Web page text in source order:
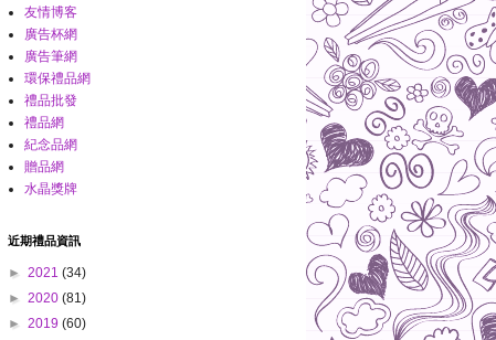
友情博客
廣告杯網
廣告筆網
環保禮品網
禮品批發
禮品網
紀念品網
贈品網
水晶獎牌
近期禮品資訊
► 2021 (34)
► 2020 (81)
► 2019 (60)